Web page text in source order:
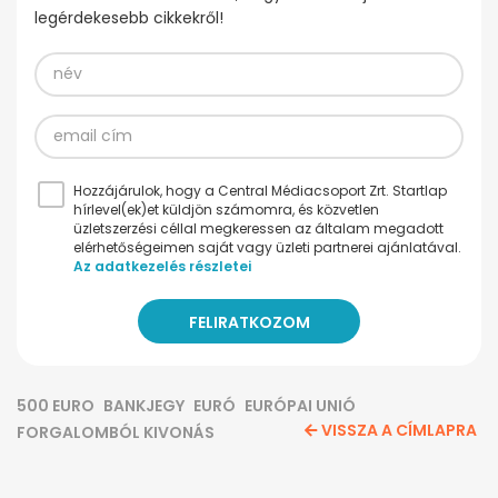
legérdekesebb cikkekről!
Hozzájárulok, hogy a Central Médiacsoport Zrt. Startlap
hírlevel(ek)et küldjön számomra, és közvetlen
üzletszerzési céllal megkeressen az általam megadott
elérhetőségeimen saját vagy üzleti partnerei ajánlatával.
Az adatkezelés részletei
500 EURO BANKJEGY EURÓ EURÓPAI UNIÓ
FORGALOMBÓL KIVONÁS
VISSZA A CÍMLAPRA